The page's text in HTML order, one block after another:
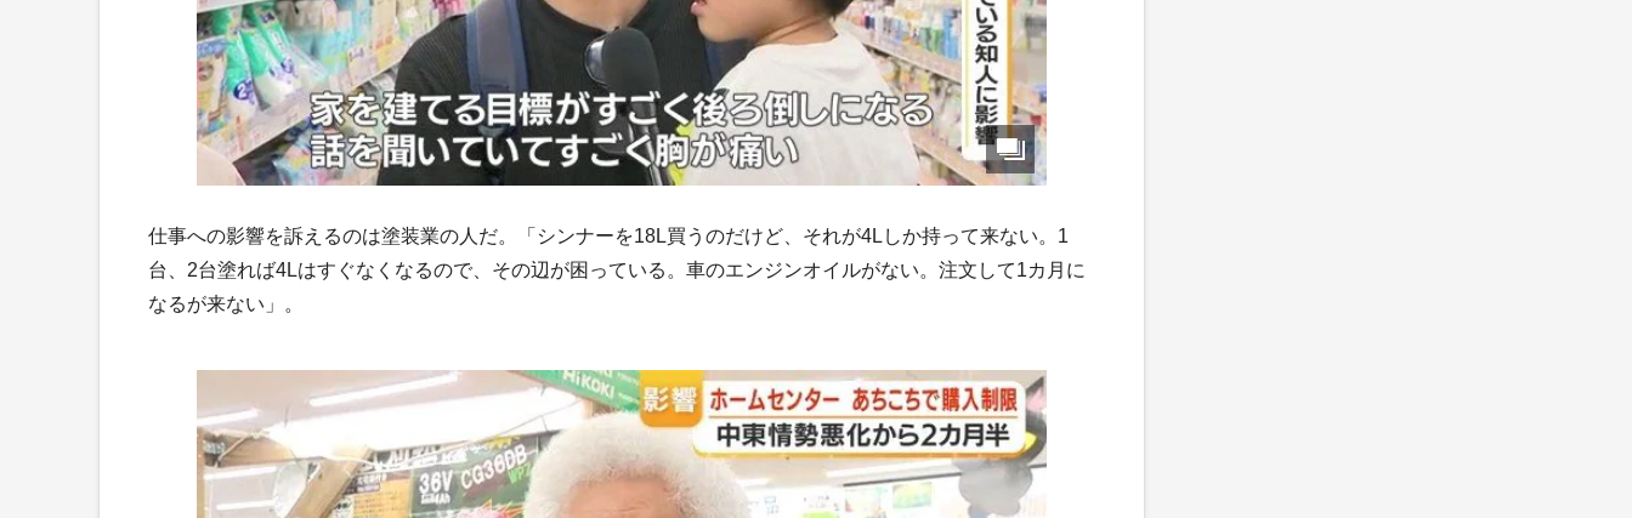
仕事への影響を訴えるのは塗装業の人だ。「シンナーを18L買うのだけど、それが4Lしか持って来ない。1
台、2台塗れば4Lはすぐなくなるので、その辺が困っている。車のエンジンオイルがない。注文して1カ月に
なるが来ない」。